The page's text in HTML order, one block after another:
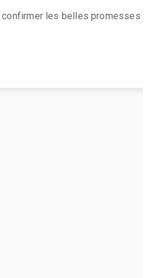
confirmer les belles promesses